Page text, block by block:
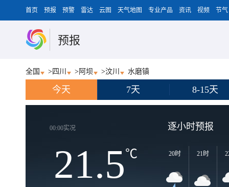
首页 预报 预警 雷达 云图 天气地图 专业产品 资讯 视频 节气
预报
全国 >四川 >阿坝 >汶川 水磨镇
今天 7天 8-15天
00:00实况
21.5℃
逐小时预报
20时 21时